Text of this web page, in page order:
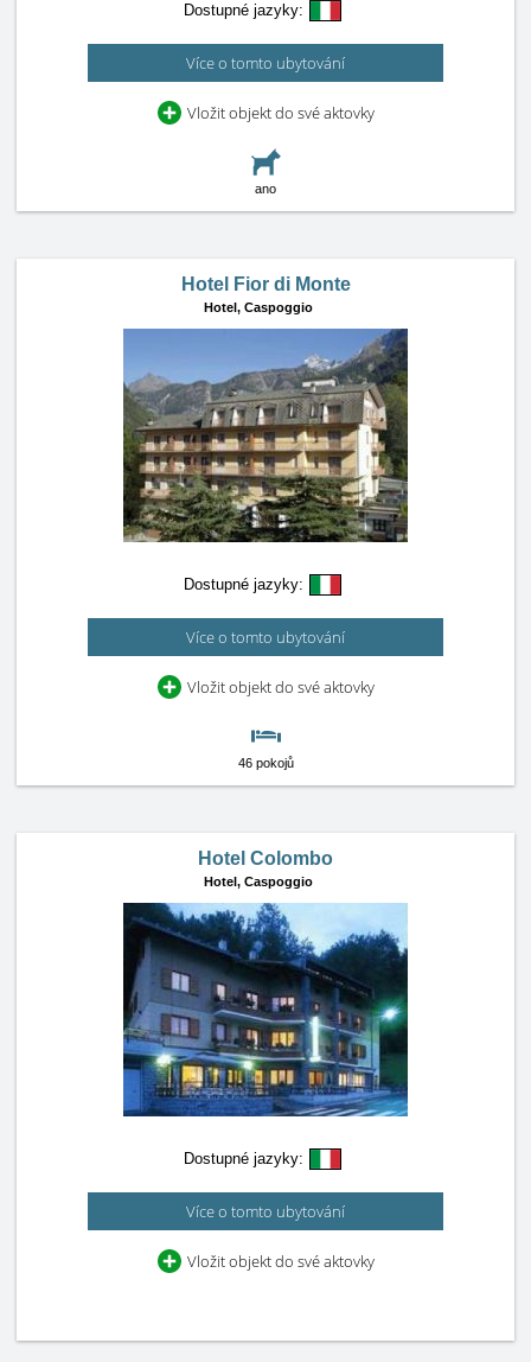
Dostupné jazyky:
Více o tomto ubytování
Vložit objekt do své aktovky
ano
Hotel Fior di Monte
Hotel, Caspoggio
Dostupné jazyky:
Více o tomto ubytování
Vložit objekt do své aktovky
46 pokojů
Hotel Colombo
Hotel, Caspoggio
Dostupné jazyky:
Více o tomto ubytování
Vložit objekt do své aktovky